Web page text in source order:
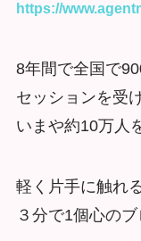
https://
8年間で全国で
セッションを受
いまや約10万人
軽く片手に触れ
３分で1個心の